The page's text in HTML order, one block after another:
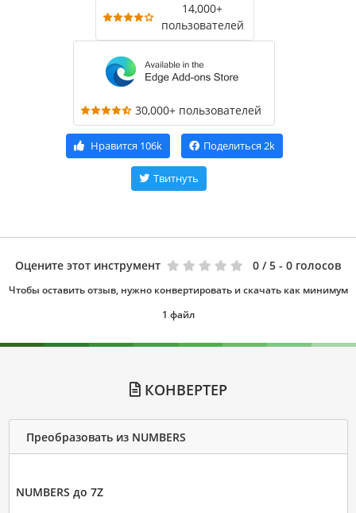
14,000+
пользователей
30,000+ пользователей
Нравится 106k Поделиться 2k
Твитнуть
Оцените этот инструмент 0 / 5 - 0 голосов
Чтобы оставить отзыв, нужно конвертировать и скачать как минимум
1 файл
КОНВЕРТЕР
Преобразовать из NUMBERS
NUMBERS до 7Z